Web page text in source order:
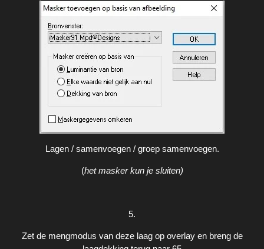
Lagen / samenvoegen / groep samenvoegen.
(het masker kun je sluiten)
5.
Zet de mengmodus van deze laag op overlay en breng de